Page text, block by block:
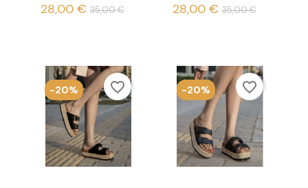
28,00 € 35,00 € 28,00 €35,00 €
-20% favorite_border -20% favorite_border